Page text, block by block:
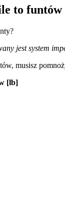
to
jest system
musisz
[lb]